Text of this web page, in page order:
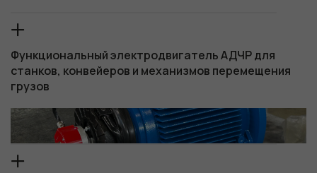
Функциональный электродвигатель АДЧР для
станков, конвейеров и механизмов перемещения
грузов